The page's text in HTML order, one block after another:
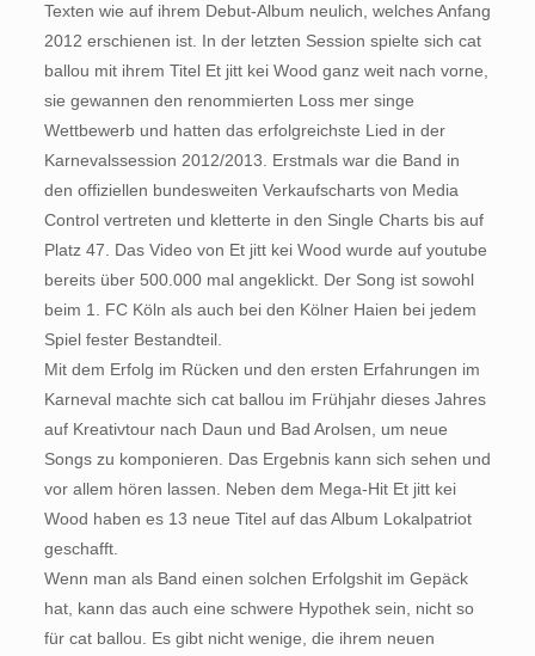
Texten wie auf ihrem Debut-Album neulich, welches Anfang
2012 erschienen ist. In der letzten Session spielte sich cat
ballou mit ihrem Titel Et jitt kei Wood ganz weit nach vorne,
sie gewannen den renommierten Loss mer singe
Wettbewerb und hatten das erfolgreichste Lied in der
Karnevalssession 2012/2013. Erstmals war die Band in
den offiziellen bundesweiten Verkaufscharts von Media
Control vertreten und kletterte in den Single Charts bis auf
Platz 47. Das Video von Et jitt kei Wood wurde auf youtube
bereits über 500.000 mal angeklickt. Der Song ist sowohl
beim 1. FC Köln als auch bei den Kölner Haien bei jedem
Spiel fester Bestandteil.
Mit dem Erfolg im Rücken und den ersten Erfahrungen im
Karneval machte sich cat ballou im Frühjahr dieses Jahres
auf Kreativtour nach Daun und Bad Arolsen, um neue
Songs zu komponieren. Das Ergebnis kann sich sehen und
vor allem hören lassen. Neben dem Mega-Hit Et jitt kei
Wood haben es 13 neue Titel auf das Album Lokalpatriot
geschafft.
Wenn man als Band einen solchen Erfolgshit im Gepäck
hat, kann das auch eine schwere Hypothek sein, nicht so
für cat ballou. Es gibt nicht wenige, die ihrem neuen